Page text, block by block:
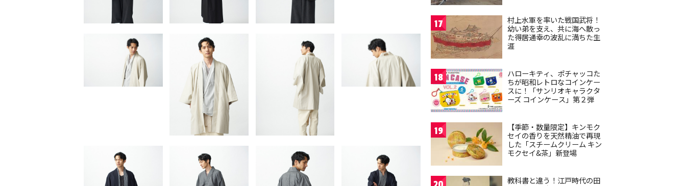
17
村上水軍を率いた戦国武将！
幼い弟を支え、共に海へ散っ
た得居通幸の波乱に満ちた生
涯
18
ハローキティ、ポチャッコた
ちが昭和レトロなコインケー
スに！「サンリオキャラクタ
ーズ コインケース」第２弾
19
【季節・数量限定】キンモク
セイの香りを天然精油で再現
した「スチームクリーム キン
モクセイ&茶」新登場
教科書と違う！江戸時代の田